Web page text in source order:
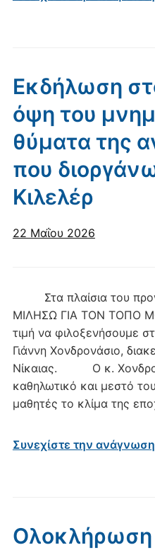
Εκδήλωση
όψη του
θύματα της
που
Κιλελέρ
22 Μαΐου 2026
Στα πλαίσια του
ΜΙΛΗΣΩ ΓΙΑ ΤΟΝ ΤΟΠΟ
τιμή να φιλοξενήσουμε
Γιάννη Χονδρονάσιο,
Νίκαιας. Ο κ.
καθηλωτικό και μεστό
μαθητές το κλίμα της
Συνεχίστε την
Ολοκλήρωση